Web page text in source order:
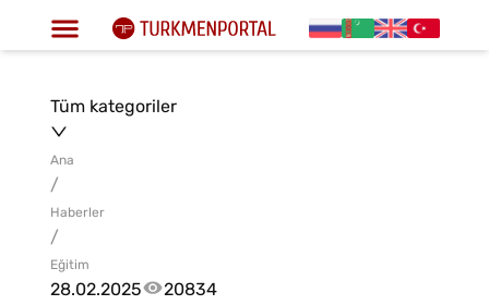
Tüm kategoriler
Ana
/
Haberler
/
Eğitim
28.02.2025 20834